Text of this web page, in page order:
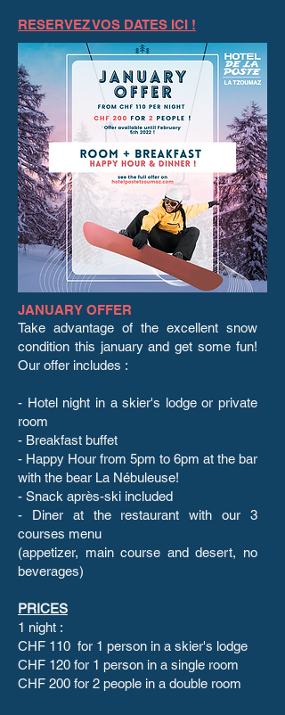
RESERVEZ VOS DATES ICI !
JANUARY OFFER
Take advantage of the excellent snow
condition this january and get some fun!
Our offer includes :
- Hotel night in a skier's lodge or private
room
- Breakfast buffet
- Happy Hour from 5pm to 6pm at the bar
with the bear La Nébuleuse!
- Snack après-ski included
- Diner at the restaurant with our 3
courses menu
(appetizer, main course and desert, no
beverages)
PRICES
1 night :
CHF 110 for 1 person in a skier's lodge
CHF 120 for 1 person in a single room
CHF 200 for 2 people in a double room